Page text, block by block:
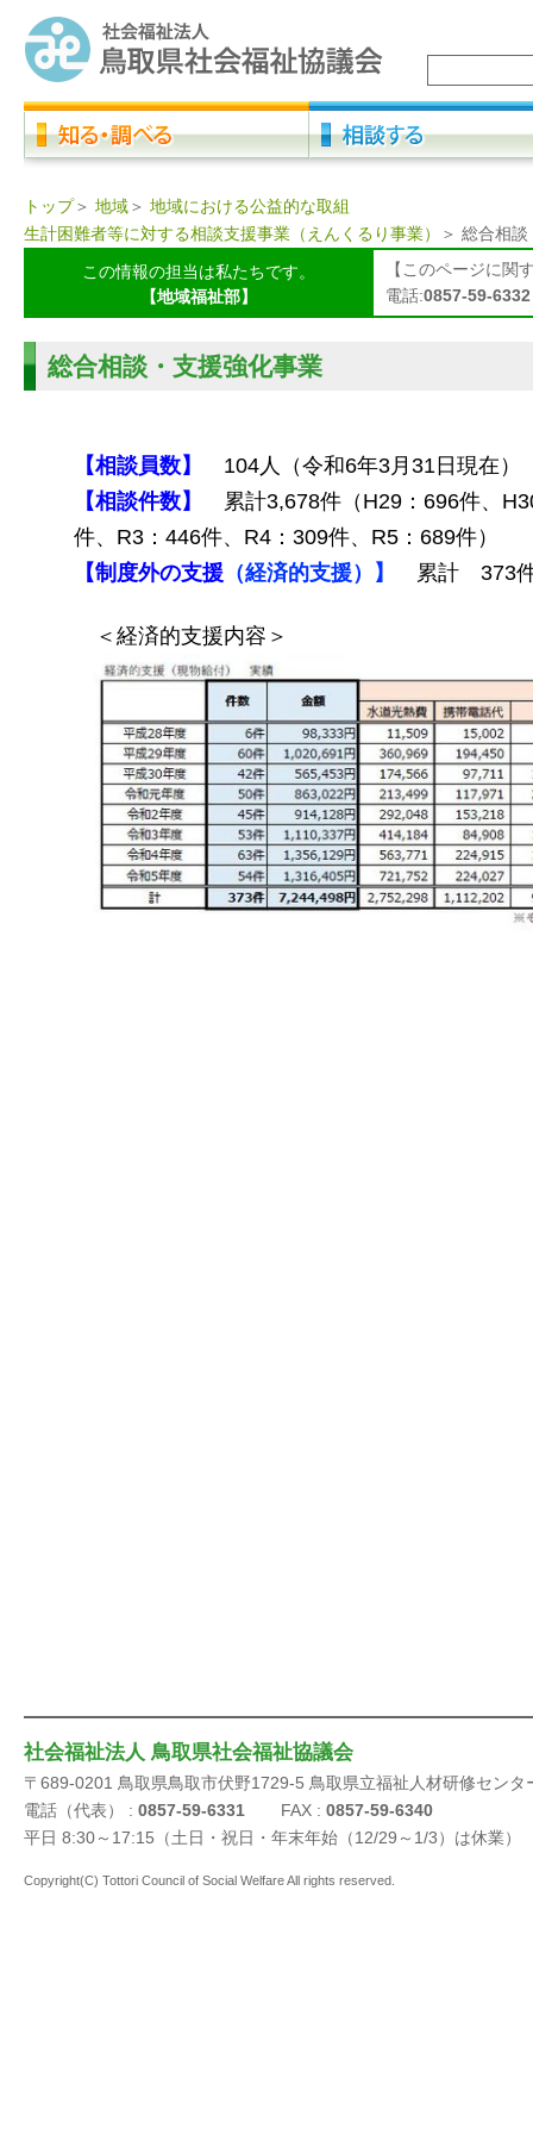
トップ＞ 地域＞ 地域における公益的な取組
生計困難者等に対する相談支援事業（えんくるり事業）
＞ 総合相談
この情報の担当は私たちです。
【地域福祉部】
【このページに関
電話:0857-59-6332
総合相談・支援強化事業
【相談員数】 104人（令和6年3月 31 日現在）
【相談件数】
累計3,678件（ H29 ：696件、
件、R3：446件、R4：309件、R5：689件）
【制度外の支援 （経済的支援）】 累計 373
＜経済的支援内容＞
社会福祉法人 鳥取県社会福祉協議会
〒689-0201 鳥取県鳥取市伏野1729-5 鳥取県立福祉人材研修センタ
電話（代表） : 0857-59-6331 FAX : 0857-59-6340
平日 8:30～17:15（土日・祝日・年末年始（12/29～1/3）は休業）
Copyright(C) Tottori Council of Social Welfare All rights reserved.